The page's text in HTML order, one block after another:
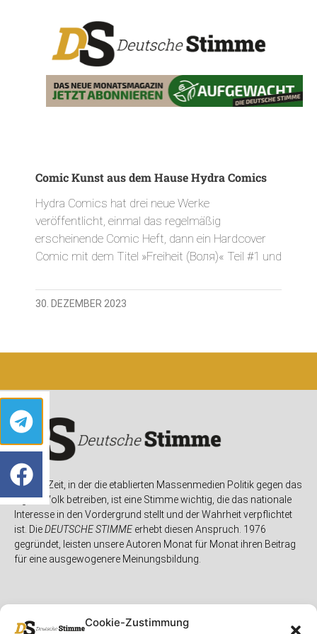
Cookie-Zustimmung
Comic Kunst aus dem Hause Hydra Comics
Hydra Comics hat drei neue Werke
veröffentlicht, einmal das regelmäßig
erscheinende Comic Heft, dann ein Hardcover
Comic mit dem Titel »Freiheit (Воля)« Teil #1 und
30. DEZEMBER 2023
In einer Zeit, in der die etablierten Massenmedien Politik gegen das
eigene Volk betreiben, ist eine Stimme wichtig, die das nationale
Interesse in den Vordergrund stellt und der Wahrheit verpflichtet
ist. DieDEUTSCHE STIMMEerhebt diesen Anspruch. 1976
gegründet, leisten unsere Autoren Monat für Monat ihren Beitrag
für eine ausgewogenere Meinungsbildung.